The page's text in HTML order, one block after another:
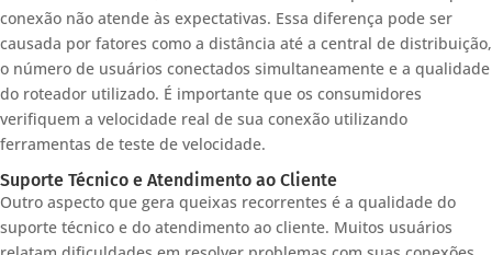
conexão não atende às expectativas. Essa diferença pode ser
causada por fatores como a distância até a central de distribuição,
o número de usuários conectados simultaneamente e a qualidade
do roteador utilizado. É importante que os consumidores
verifiquem a velocidade real de sua conexão utilizando
ferramentas de teste de velocidade.
Suporte Técnico e Atendimento ao Cliente
Outro aspecto que gera queixas recorrentes é a qualidade do
suporte técnico e do atendimento ao cliente. Muitos usuários